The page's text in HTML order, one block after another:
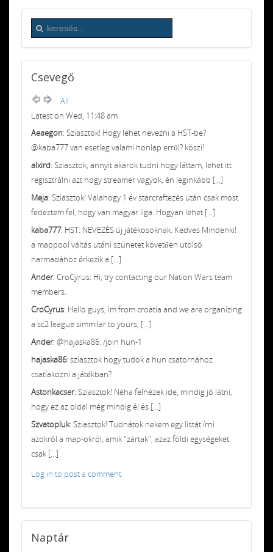
Csevegő
All
Latest on Wed, 11:48 am
Aeaegon: Sziasztok! Hogy lehet nevezni a HST-be?
@kaba777 van esetleg valami honlap erről? köszi!
alxird: Sziasztok, annyit akarok tudni hogy láttam, lehet itt
regisztrálni azt hogy streamer vagyok, én leginkább [...]
Meja: Sziasztok! Valahogy 1 év starcraftezés után csak most
fedeztem fel, hogy van magyar liga. Hogyan lehet [...]
kaba777: HST: NEVEZÉS új játékosoknak. Kedves Mindenki!
a mappool váltás utáni szünetet követően utolsó
harmadához érkezik a [...]
Ander: CroCyrus: Hi, try contacting our Nation Wars team
members.
CroCyrus: Hello guys, im from croatia and we are organizing
a sc2 league simmilar to yours, [...]
Ander: @hajaska86: /join hun-1
hajaska86: sziasztok hogy tudok a hun csatornához
csatlakozni a játékban?
Astonkacser: Sziasztok! Néha felnézek ide, mindig jó látni,
hogy ez az oldal még mindig él és [...]
Szvatopluk: Sziasztok! Tudnátok nekem egy listát írni
azokról a map-okról, amik "zártak", azaz földi egységeket
csak [...]
Log in to post a comment.
Naptár